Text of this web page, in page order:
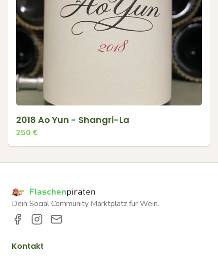
2018 Ao Yun - Shangri-La
250 €
Dein Social Community Marktplatz für Wein.
Kontakt